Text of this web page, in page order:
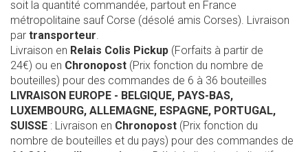
soit la quantité commandée, partout en France
métropolitaine sauf Corse (désolé amis Corses). Livraison
par transporteur.
Livraison en Relais Colis Pickup (Forfaits à partir de
24€) ou en Chronopost (Prix fonction du nombre de
bouteilles) pour des commandes de 6 à 36 bouteilles
LIVRAISON EUROPE - BELGIQUE, PAYS-BAS,
LUXEMBOURG, ALLEMAGNE, ESPAGNE, PORTUGAL,
SUISSE : Livraison en Chronopost (Prix fonction du
nombre de bouteilles et du pays) pour des commandes de